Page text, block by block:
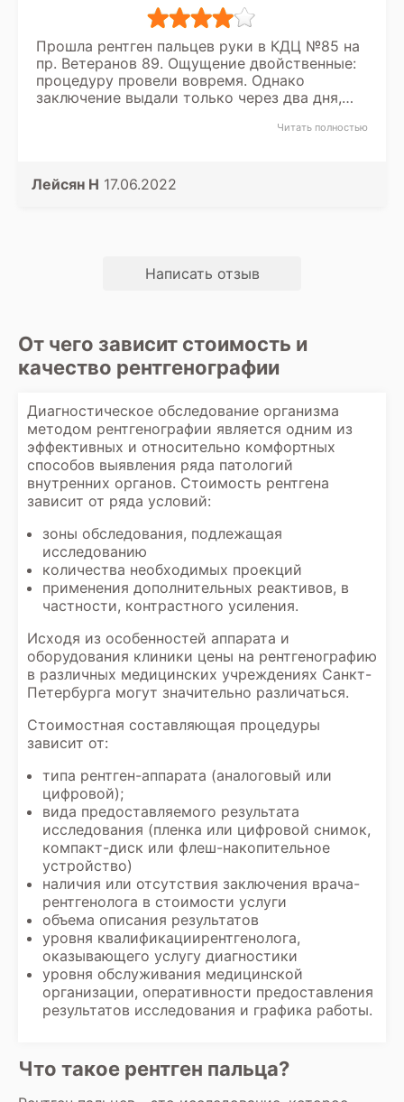
Прошла рентген пальцев руки в КДЦ №85 на
пр. Ветеранов 89. Ощущение двойственные:
процедуру провели вовремя. Однако
заключение выдали только через два дня,
фамилия и дата рождения. Пришлось ждать
описание. Итого ушла практически неделя.
Читать полностью
Лейсян Н 17.06.2022
Написать отзыв
От чего зависит стоимость и
качество рентгенографии
Диагностическое обследование организма
методом рентгенографии является одним из
эффективных и относительно комфортных
способов выявления ряда патологий
внутренних органов. Стоимость рентгена
зависит от ряда условий:
зоны обследования, подлежащая
исследованию
количества необходимых проекций
применения дополнительных реактивов, в
частности, контрастного усиления.
Исходя из особенностей аппарата и
оборудования клиники цены на рентгенографию
в различных медицинских учреждениях Санкт-
Петербурга могут значительно различаться.
Стоимостная составляющая процедуры
зависит от:
типа рентген-аппарата (аналоговый или
цифровой);
вида предоставляемого результата
исследования (пленка или цифровой снимок,
компакт-диск или флеш-накопительное
устройство)
наличия или отсутствия заключения врача-
рентгенолога в стоимости услуги
объема описания результатов
уровня квалификациирентгенолога,
оказывающего услугу диагностики
уровня обслуживания медицинской
организации, оперативности предоставления
результатов исследования и графика работы.
Что такое рентген пальца?